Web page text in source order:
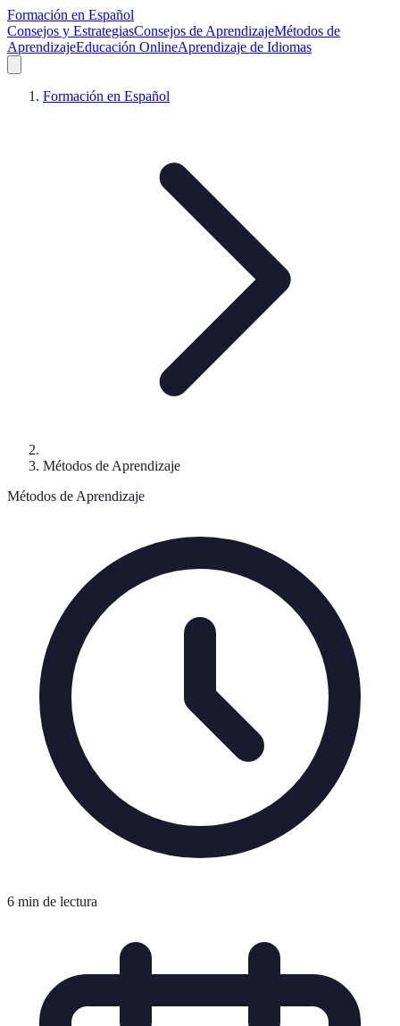
Formación en Español
Consejos y EstrategiasConsejos de AprendizajeMétodos de
AprendizajeEducación OnlineAprendizaje de Idiomas
Formación en Español
Métodos de Aprendizaje
Métodos de Aprendizaje
6 min de lectura